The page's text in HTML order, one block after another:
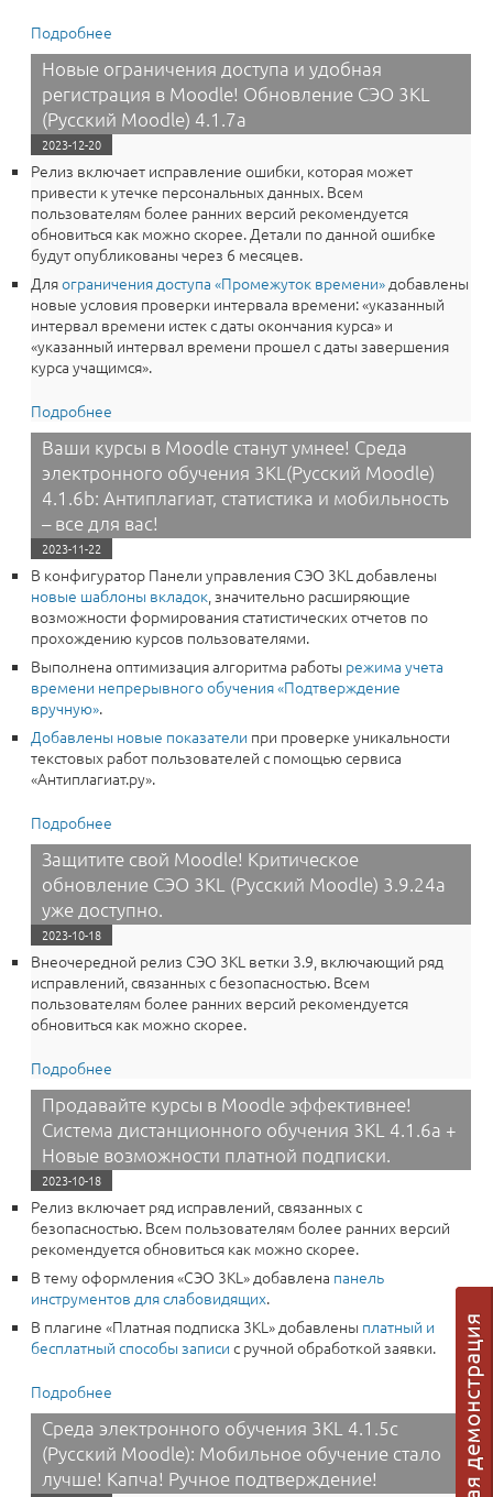
Подробнее
пропустите обновление среды электронного
обучени 3KL (Русский Moodle) 3.9.25a
Новые ограничения доступа и удобная
регистрация в Moodle! Обновление СЭО 3KL
(Русский Moodle) 4.1.7a
2023-12-20
Релиз включает исправление ошибки, которая может
привести к утечке персональных данных. Всем
пользователям более ранних версий рекомендуется
обновиться как можно скорее. Детали по данной ошибке
будут опубликованы через 6 месяцев.
Дляограничения доступа «Промежуток времени»добавлены
новые условия проверки интервала времени: «указанный
интервал времени истек с даты окончания курса» и
«указанный интервал времени прошел с даты завершения
курса учащимся».
Подробнее
в Moodle! Обновление СЭО 3KL (Русский Moodle)
4.1.7a
Ваши курсы в Moodle станут умнее! Среда
электронного обучения 3KL(Русский Moodle)
4.1.6b: Антиплагиат, статистика и мобильность
– все для вас!
2023-11-22
В конфигуратор Панели управления СЭО 3КL добавлены
новые шаблоны вкладок, значительно расширяющие
возможности формирования статистических отчетов по
прохождению курсов пользователями.
Выполнена оптимизация алгоритма работы режима учета
времени непрерывного обучения «Подтверждение
вручную».
Добавлены новые показатели при проверке уникальности
текстовых работ пользователей с помощью сервиса
«Антиплагиат.ру».
Подробнее
электронного обучения 3KL(Русский Moodle) 4.1.6b:
Антиплагиат, статистика и мобильность – все для вас!
Защитите свой Moodle! Критическое
обновление СЭО 3KL (Русский Moodle) 3.9.24a
уже доступно.
2023-10-18
Внеочередной релиз СЭО 3КL ветки 3.9, включающий ряд
исправлений, связанных с безопасностью. Всем
пользователям более ранних версий рекомендуется
обновиться как можно скорее.
Подробнее
СЭО 3KL (Русский Moodle) 3.9.24a уже доступно.
Продавайте курсы в Moodle эффективнее!
Система дистанционного обучения 3KL 4.1.6a +
Новые возможности платной подписки.
2023-10-18
Релиз включает ряд исправлений, связанных с
безопасностью. Всем пользователям более ранних версий
рекомендуется обновиться как можно скорее.
В тему оформления «СЭО 3KL» добавлена панель
инструментов для слабовидящих.
В плагине «Платная подписка 3KL» добавлены платный и
бесплатный способы записи с ручной обработкой заявки.
Подробнее о Продавайте курсы в Moodle эффективнее! Система
дистанционного обучения 3KL 4.1.6a + Новые
возможности платной подписки.
Среда электронного обучения 3KL 4.1.5c
(Русский Moodle): Мобильное обучение стало
лучше! Капча! Ручное подтверждение!